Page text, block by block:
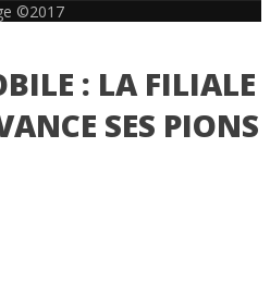
©2017
: LA FILIALE
SES PIONS